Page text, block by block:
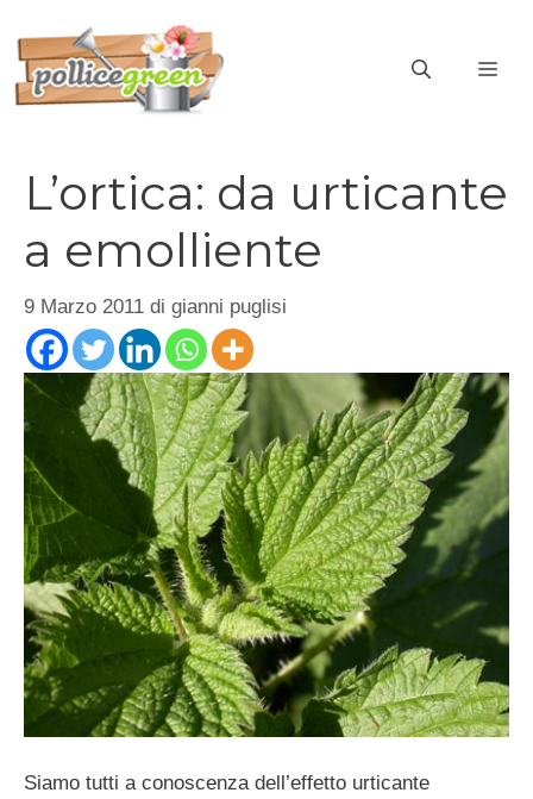
contenuto
L’ortica: da urticante
a emolliente
9 Marzo 2011 di gianni puglisi
Siamo tutti a conoscenza dell’effetto urticante